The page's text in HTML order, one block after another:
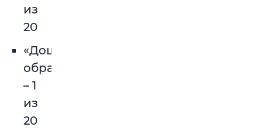
из
20
«Дошкольное
образование»
– 1
из
20